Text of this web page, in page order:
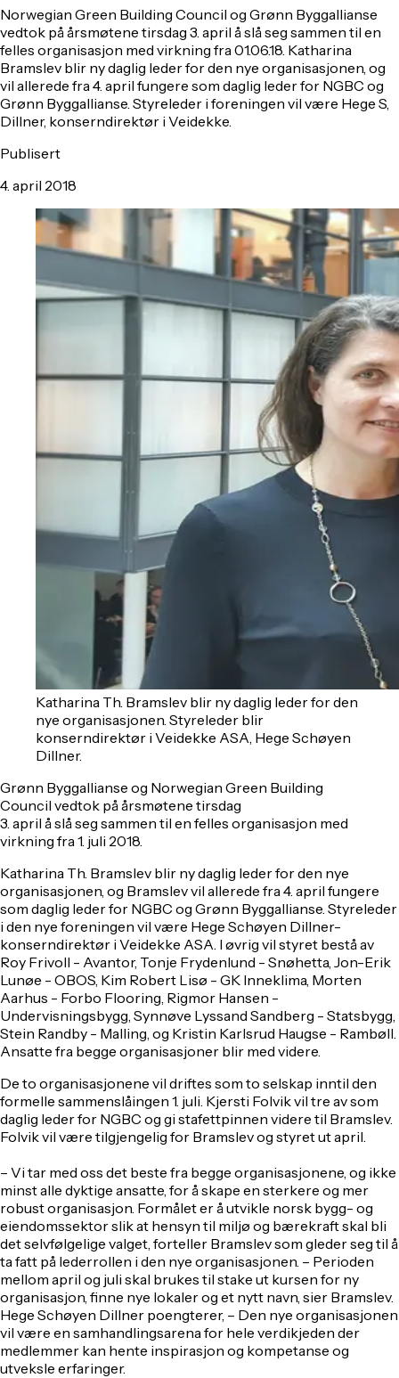
Norwegian Green Building Council og Grønn Byggallianse
vedtok på årsmøtene tirsdag 3. april å slå seg sammen til en
felles organisasjon med virkning fra 01.06.18. Katharina
Bramslev blir ny daglig leder for den nye organisasjonen, og
vil allerede fra 4. april fungere som daglig leder for NGBC og
Grønn Byggallianse. Styreleder i foreningen vil være Hege S,
Dillner, konserndirektør i Veidekke.
Publisert
4. april 2018
Katharina Th. Bramslev blir ny daglig leder for den
nye organisasjonen. Styreleder blir
konserndirektør i Veidekke ASA, Hege Schøyen
Dillner.
Grønn Byggallianse og Norwegian Green Building
Council vedtok på årsmøtene tirsdag
3. april å slå seg sammen til en felles organisasjon med
virkning fra 1. juli 2018.
Katharina Th. Bramslev blir ny daglig leder for den nye
organisasjonen, og Bramslev vil allerede fra 4. april fungere
som daglig leder for NGBC og Grønn Byggallianse. Styreleder
i den nye foreningen vil være Hege Schøyen Dillner-
konserndirektør i Veidekke ASA. I øvrig vil styret bestå av
Roy Frivoll - Avantor, Tonje Frydenlund - Snøhetta, Jon-Erik
Lunøe - OBOS, Kim Robert Lisø - GK Inneklima, Morten
Aarhus - Forbo Flooring, Rigmor Hansen -
Undervisningsbygg, Synnøve Lyssand Sandberg - Statsbygg,
Stein Randby - Malling, og Kristin Karlsrud Haugse - Rambøll.
Ansatte fra begge organisasjoner blir med videre.
De to organisasjonene vil driftes som to selskap inntil den
formelle sammenslåingen 1. juli. Kjersti Folvik vil tre av som
daglig leder for NGBC og gi stafettpinnen videre til Bramslev.
Folvik vil være tilgjengelig for Bramslev og styret ut april.
– Vi tar med oss det beste fra begge organisasjonene, og ikke
minst alle dyktige ansatte, for å skape en sterkere og mer
robust organisasjon. Formålet er å utvikle norsk bygg- og
eiendomssektor slik at hensyn til miljø og bærekraft skal bli
det selvfølgelige valget, forteller Bramslev som gleder seg til å
ta fatt på lederrollen i den nye organisasjonen. – Perioden
mellom april og juli skal brukes til stake ut kursen for ny
organisasjon, finne nye lokaler og et nytt navn, sier Bramslev.
Hege Schøyen Dillner poengterer, – Den nye organisasjonen
vil være en samhandlingsarena for hele verdikjeden der
medlemmer kan hente inspirasjon og kompetanse og
utveksle erfaringer.